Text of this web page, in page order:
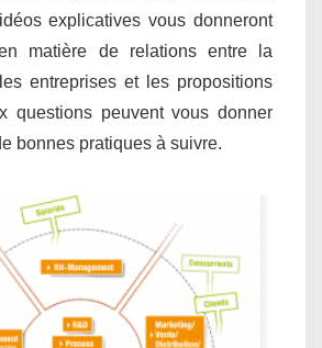
explicatives vous donneront
matière de relations entre la
entreprises et les propositions
questions peuvent vous donner
bonnes pratiques à suivre.